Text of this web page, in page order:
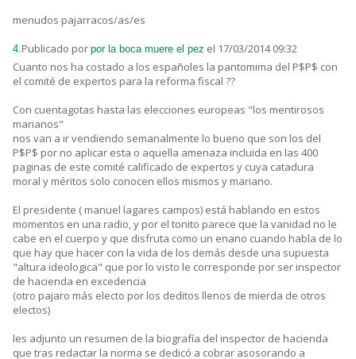
menudos pajarracos/as/es
4.Publicado por por la boca muere el pez el 17/03/2014 09:32
Cuanto nos ha costado a los españoles la pantomima del P$P$ con
el comité de expertos para la reforma fiscal ??
Con cuentagotas hasta las elecciones europeas "los mentirosos
marianos"
nos van a ir vendiendo semanalmente lo bueno que son los del
P$P$ por no aplicar esta o aquella amenaza incluida en las 400
paginas de este comité calificado de expertos y cuya catadura
moral y méritos solo conocen ellos mismos y mariano.
El presidente ( manuel lagares campos) está hablando en estos
momentos en una radio, y por el tonito parece que la vanidad no le
cabe en el cuerpo y que disfruta como un enano cuando habla de lo
que hay que hacer con la vida de los demás desde una supuesta
"altura ideologica" que por lo visto le corresponde por ser inspector
de hacienda en excedencia
(otro pajaro más electo por los deditos llenos de mierda de otros
electos)
les adjunto un resumen de la biografía del inspector de hacienda
que tras redactar la norma se dedicó a cobrar asosorando a